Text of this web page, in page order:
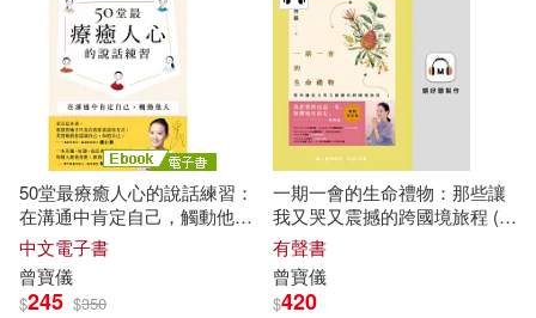
50堂最療癒人心的說話練習：
在溝通中肯定自己，觸動他人
(電子書)
中文電子書
曾寶儀
$245 $350
一期一會的生命禮物：那些讓
我又哭又震撼的跨國境旅程 (有
聲書)
有聲書
曾寶儀
$420